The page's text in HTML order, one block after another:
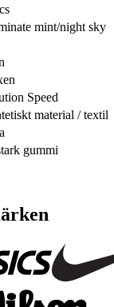
mint/night sky
Speed
material / textil
gummi